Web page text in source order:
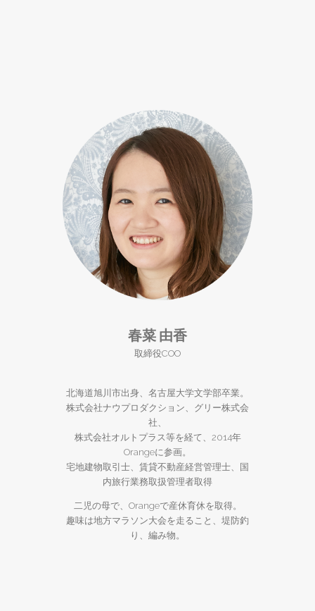
春菜 由香
取締役COO
北海道旭川市出身、名古屋大学文学部卒業。
株式会社ナウプロダクション、グリー株式会
社、
株式会社オルトプラス等を経て、2014年
Orangeに参画。
宅地建物取引士、賃貸不動産経営管理士、国
内旅行業務取扱管理者取得
二児の母で、Orangeで産休育休を取得。
趣味は地方マラソン大会を走ること、堤防釣
り、編み物。